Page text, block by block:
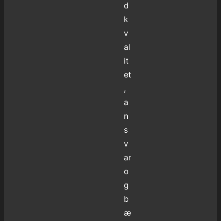
d
k
v
al
it
et
,
a
n
s
v
ar
o
g
b
æ